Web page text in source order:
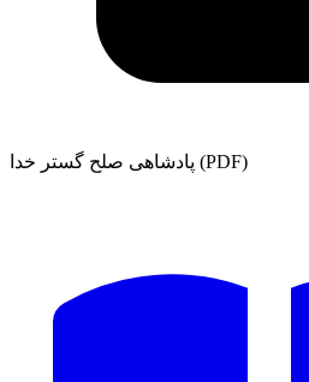
پادشاهی صلح گستر خدا (PDF)